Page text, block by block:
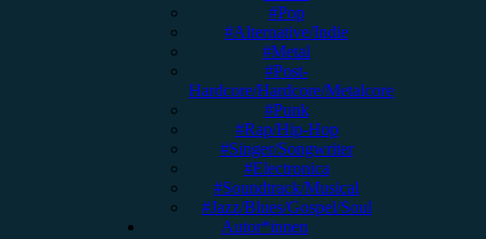
#Pop
#Alternative/Indie
#Metal
#Post-
Hardcore/Hardcore/Metalcore
#Punk
#Rap/Hip-Hop
#Singer/Songwriter
#Electronica
#Soundtrack/Musical
#Jazz/Blues/Gospel/Soul
Autor*innen